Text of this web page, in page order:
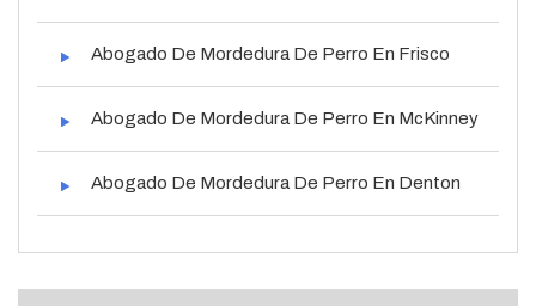
Abogado De Mordedura De Perro En Frisco
Abogado De Mordedura De Perro En McKinney
Abogado De Mordedura De Perro En Denton